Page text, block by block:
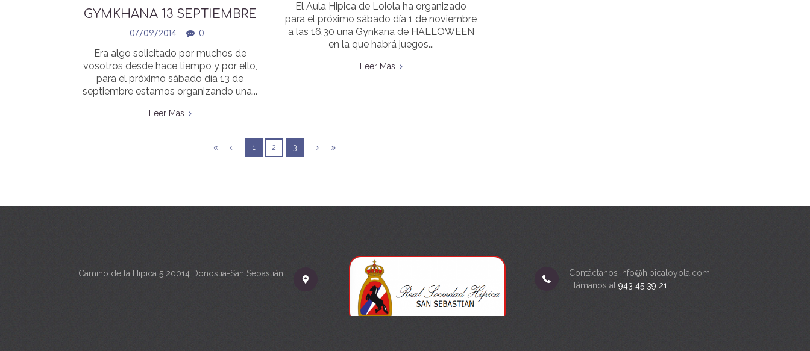
El Aula Hipica de Loiola ha organizado
para el próximo sábado día 1 de noviembre
a las 16.30 una Gynkana de HALLOWEEN
en la que habrá juegos...
Leer Más
GYMKHANA 13 SEPTIEMBRE
07/09/2014 0
Era algo solicitado por muchos de
vosotros desde hace tiempo y por ello,
para el próximo sábado día 13 de
septiembre estamos organizando una...
Leer Más
1 2 3
Camino de la Hipica 5 20014 Donostia-San Sebastián
Contáctanos info@hipicaloyola.com
Llámanos al 943 45 39 21